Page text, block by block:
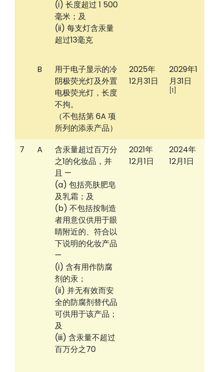
(i) 长度超过 1 500
毫米；及
(ii) 每支灯含汞量
超过13毫克
B
用于电子显示的冷
阴极荧光灯及外置
电极荧光灯，长度
不拘。
（不包括第 6A 项
所列的添汞产品）
2025年
12月31日
2029年1
月31日
[1]
7 A
含汞量超过百万分
之1的化妆品，并
且 —
(a) 包括亮肤肥皂
及乳霜；及
(b) 不包括按制造
者用意仅供用于眼
睛附近的、符合以
下说明的化妆产品
—
(i) 含有用作防腐
剂的汞；
(ii) 并无有效而安
全的防腐剂替代品
可供用于该产品；
及
(iii) 含汞量不超过
百万分之70
2021年
12月1日
2024年
12月1日